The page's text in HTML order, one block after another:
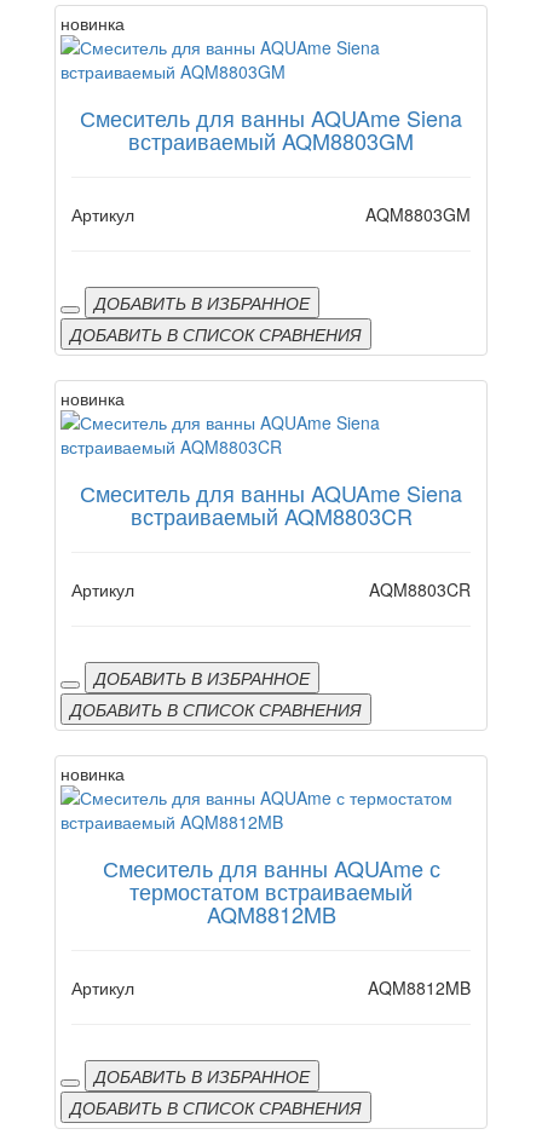
новинка
Смеситель для ванны AQUAme Siena
встраиваемый AQM8803GM
Артикул AQM8803GM
ДОБАВИТЬ В ИЗБРАННОЕ
ДОБАВИТЬ В СПИСОК СРАВНЕНИЯ
новинка
Смеситель для ванны AQUAme Siena
встраиваемый AQM8803CR
Артикул AQM8803CR
ДОБАВИТЬ В ИЗБРАННОЕ
ДОБАВИТЬ В СПИСОК СРАВНЕНИЯ
новинка
Смеситель для ванны AQUAme с
термостатом встраиваемый
AQM8812MB
Артикул AQM8812MB
ДОБАВИТЬ В ИЗБРАННОЕ
ДОБАВИТЬ В СПИСОК СРАВНЕНИЯ